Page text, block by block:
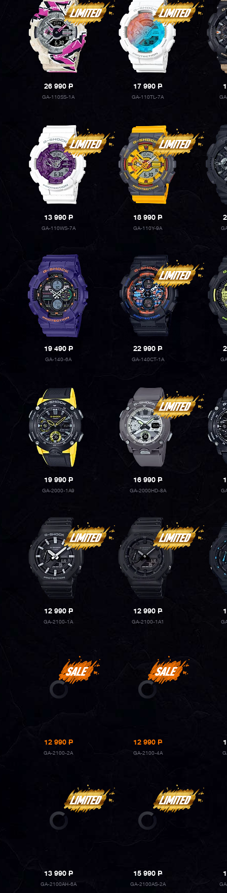
26 990P
GA-110SS-1A
17 990P
GA-110TL-7A
13 990P
GA-110WS-7A
18 990P
GA-110Y-9A
19 490P
GA-140-6A
22 990P
GA-140CT-1A
19 990P
GA-2000-1A9
16 990P
GA-2000HD-8A
12 990P
GA-2100-1A
12 990P
GA-2100-1A1
12 990P
GA-2100-2A
12 990P
GA-2100-4A
13 990P
GA-2100AH-6A
15 990P
GA-2100AS-2A